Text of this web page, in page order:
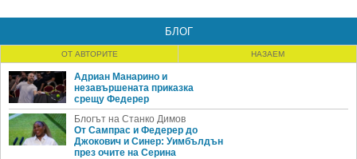
БЛОГ
ОТ АВТОРИТЕ НАЗАЕМ
Адриан Манарино и
незавършената приказка
срещу Федерер
Блогът на Станко Димов
От Сампрас и Федерер до
Джокович и Синер: Уимбълдън
през очите на Серина